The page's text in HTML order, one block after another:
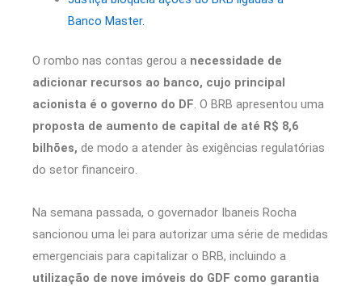
Banco Master.
O rombo nas contas gerou a necessidade de
adicionar recursos ao banco, cujo principal
acionista é o governo do DF. O BRB apresentou uma
proposta de aumento de capital de até R$ 8,6
bilhões, de modo a atender às exigências regulatórias
do setor financeiro.
Na semana passada, o governador Ibaneis Rocha
sancionou uma lei para autorizar uma série de medidas
emergenciais para capitalizar o BRB, incluindo a
utilização de nove imóveis do GDF como garantia